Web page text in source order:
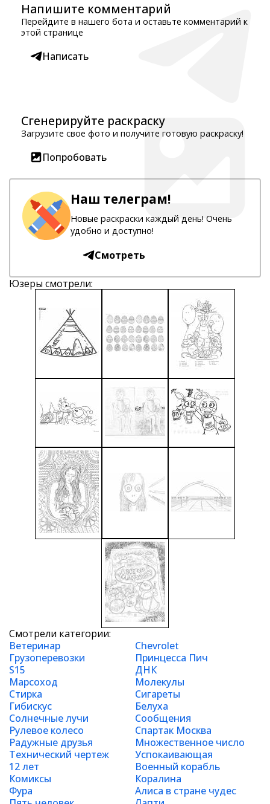
Напишите комментарий
Перейдите в нашего бота и оставьте комментарий к
этой странице
Написать
Сгенерируйте раскраску
Загрузите свое фото и получите готовую раскраску!
Попробовать
Наш телеграм!
Новые раскраски каждый день! Очень
удобно и доступно!
Смотреть
Юзеры смотрели:
Смотрели категории:
Ветеринар
Chevrolet
Грузоперевозки
Принцесса Пич
S15
ДНК
Марсоход
Молекулы
Стирка
Сигареты
Гибискус
Белуха
Солнечные лучи
Сообщения
Рулевое колесо
Спартак Москва
Радужные друзья
Множественное число
Технический чертеж
Успокаивающая
12 лет
Военный корабль
Комиксы
Коралина
Фура
Алиса в стране чудес